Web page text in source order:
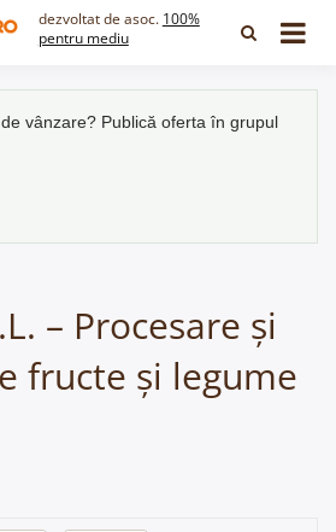
dezvoltat de asoc. 100%
pentru mediu
vânzare? Publică oferta în grupul
– Procesare și
fructe și legume